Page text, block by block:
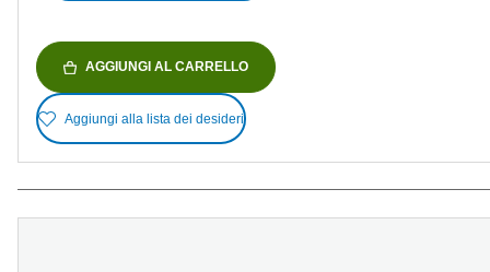
AGGIUNGI AL CARRELLO
Aggiungi alla lista dei desideri